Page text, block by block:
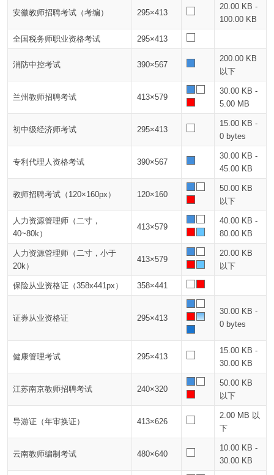
安徽教师招聘考试（考编） 295×413
20.00 KB -
100.00 KB
全国税务师职业资格考试 295×413
消防中控考试 390×567
200.00 KB
以下
兰州教师招聘考试 413×579
30.00 KB -
5.00 MB
初中级经济师考试 295×413
15.00 KB -
0 bytes
专利代理人资格考试 390×567
30.00 KB -
45.00 KB
教师招聘考试（120×160px） 120×160
50.00 KB
以下
人力资源管理师（二寸，
40~80k）
413×579
40.00 KB -
80.00 KB
人力资源管理师（二寸，小于
20k）
413×579
20.00 KB
以下
保险从业资格证（358x441px） 358×441
证券从业资格证 295×413
30.00 KB -
0 bytes
健康管理考试 295×413
15.00 KB -
30.00 KB
江苏南京教师招聘考试 240×320
50.00 KB
以下
导游证（年审换证） 413×626
2.00 MB 以
下
云南教师编制考试 480×640
10.00 KB -
30.00 KB